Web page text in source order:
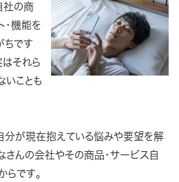
社の商
・機能を
ちです
はそれら
いことも
分が現在抱えている悩みや要望を解
さんの会社やその商品・サービス自
らです。